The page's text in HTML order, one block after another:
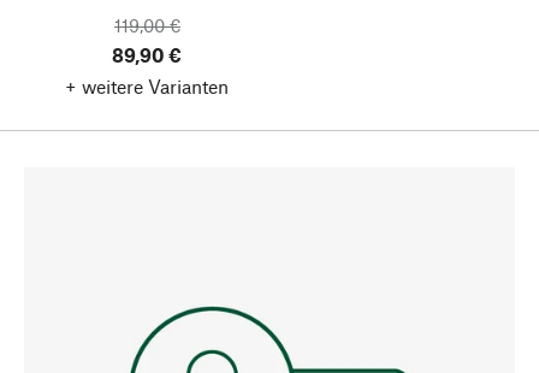
119,00 €
89,90 €
+ weitere Varianten